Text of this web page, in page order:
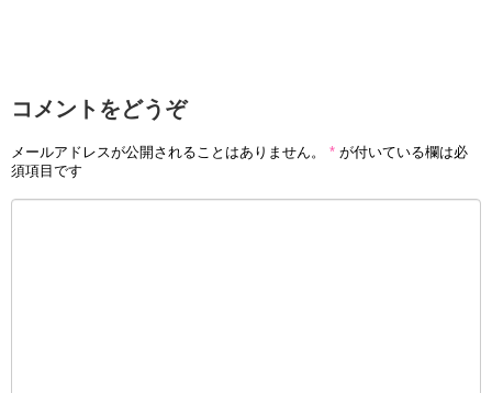
コメントをどうぞ
メールアドレスが公開されることはありません。 * が付いている欄は必
須項目です